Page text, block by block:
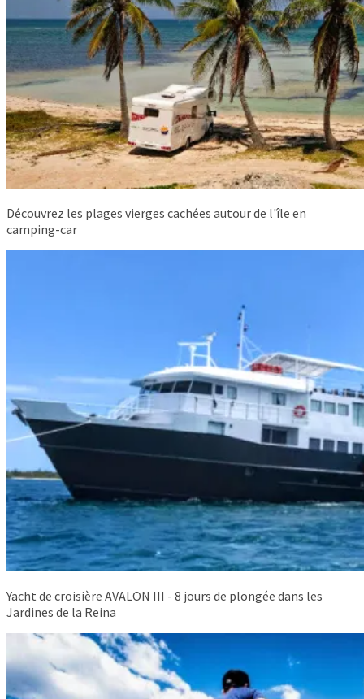
Découvrez les plages vierges cachées autour de l'île en
camping-car
Yacht de croisière AVALON III - 8 jours de plongée dans les
Jardines de la Reina